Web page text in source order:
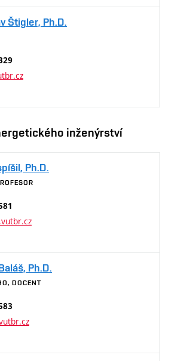
Štigler, Ph.D.
inženýrství
Ph.D.
Ph.D.
DOCENT